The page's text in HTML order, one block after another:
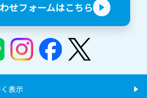
せフォームはこちら
表示